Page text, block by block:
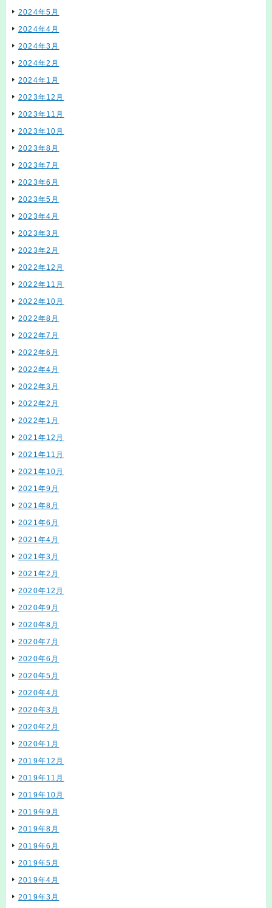
2024年5月
2024年4月
2024年3月
2024年2月
2024年1月
2023年12月
2023年11月
2023年10月
2023年8月
2023年7月
2023年6月
2023年5月
2023年4月
2023年3月
2023年2月
2022年12月
2022年11月
2022年10月
2022年8月
2022年7月
2022年6月
2022年4月
2022年3月
2022年2月
2022年1月
2021年12月
2021年11月
2021年10月
2021年9月
2021年8月
2021年6月
2021年4月
2021年3月
2021年2月
2020年12月
2020年9月
2020年8月
2020年7月
2020年6月
2020年5月
2020年4月
2020年3月
2020年2月
2020年1月
2019年12月
2019年11月
2019年10月
2019年9月
2019年8月
2019年6月
2019年5月
2019年4月
2019年3月